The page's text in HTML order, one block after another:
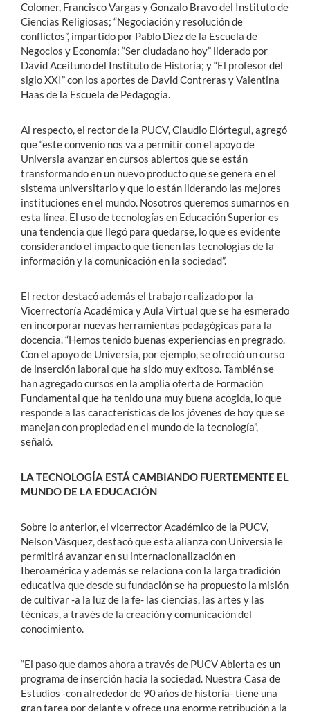
Colomer, Francisco Vargas y Gonzalo Bravo del Instituto de
Ciencias Religiosas; “Negociación y resolución de
conflictos”, impartido por Pablo Diez de la Escuela de
Negocios y Economía; “Ser ciudadano hoy” liderado por
David Aceituno del Instituto de Historia; y “El profesor del
siglo XXI” con los aportes de David Contreras y Valentina
Haas de la Escuela de Pedagogía.
Al respecto, el rector de la PUCV, Claudio Elórtegui, agregó
que “este convenio nos va a permitir con el apoyo de
Universia avanzar en cursos abiertos que se están
transformando en un nuevo producto que se genera en el
sistema universitario y que lo están liderando las mejores
instituciones en el mundo. Nosotros queremos sumarnos en
esta línea. El uso de tecnologías en Educación Superior es
una tendencia que llegó para quedarse, lo que es evidente
considerando el impacto que tienen las tecnologías de la
información y la comunicación en la sociedad”.
El rector destacó además el trabajo realizado por la
Vicerrectoría Académica y Aula Virtual que se ha esmerado
en incorporar nuevas herramientas pedagógicas para la
docencia. “Hemos tenido buenas experiencias en pregrado.
Con el apoyo de Universia, por ejemplo, se ofreció un curso
de inserción laboral que ha sido muy exitoso. También se
han agregado cursos en la amplia oferta de Formación
Fundamental que ha tenido una muy buena acogida, lo que
responde a las características de los jóvenes de hoy que se
manejan con propiedad en el mundo de la tecnología”,
señaló.
LA TECNOLOGÍA ESTÁ CAMBIANDO FUERTEMENTE EL
MUNDO DE LA EDUCACIÓN
Sobre lo anterior, el vicerrector Académico de la PUCV,
Nelson Vásquez, destacó que esta alianza con Universia le
permitirá avanzar en su internacionalización en
Iberoamérica y además se relaciona con la larga tradición
educativa que desde su fundación se ha propuesto la misión
de cultivar -a la luz de la fe- las ciencias, las artes y las
técnicas, a través de la creación y comunicación del
conocimiento.
“El paso que damos ahora a través de PUCV Abierta es un
programa de inserción hacia la sociedad. Nuestra Casa de
Estudios -con alrededor de 90 años de historia- tiene una
gran tarea por delante y ofrece una enorme retribución a la